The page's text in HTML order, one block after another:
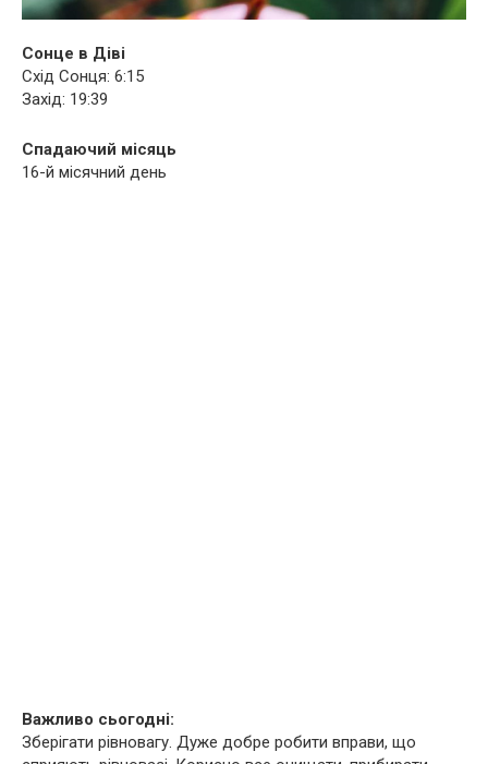
Сонце в Діві
Схід Сонця: 6:15
Захід: 19:39
Спадаючий місяць
16-й місячний день
Важливо сьогодні:
Зберігати рівновагу. Дуже добре робити вправи, що